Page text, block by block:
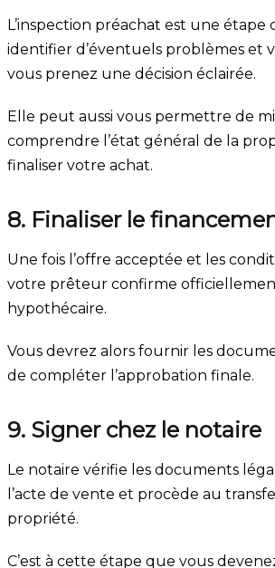
L’inspection préachat est une
identifier d’éventuels problèmes et
vous prenez une décision éclairée.
Elle peut aussi vous permettre de
comprendre l’état général de la
finaliser votre achat.
8. Finaliser le
Une fois l’offre acceptée et les
votre prêteur confirme
hypothécaire.
Vous devrez alors fournir les
de compléter l’approbation finale.
9. Signer chez le notaire
Le notaire vérifie les documents
l’acte de vente et procède au
propriété.
C’est à cette étape que vous